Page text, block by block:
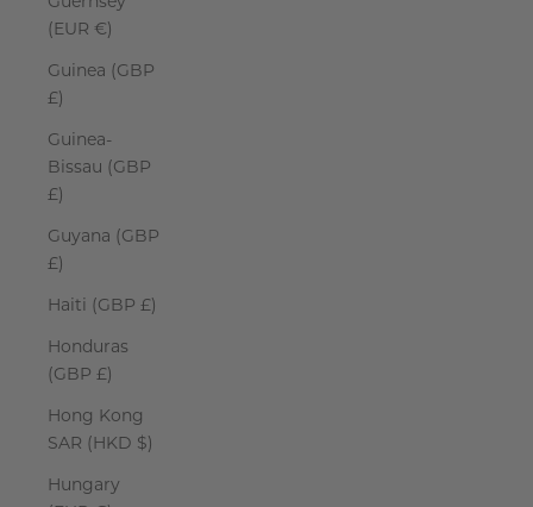
(EUR €)
Guinea (GBP
£)
Guinea-
Bissau (GBP
£)
Guyana (GBP
£)
Haiti (GBP £)
Honduras
(GBP £)
Hong Kong
SAR (HKD $)
Hungary